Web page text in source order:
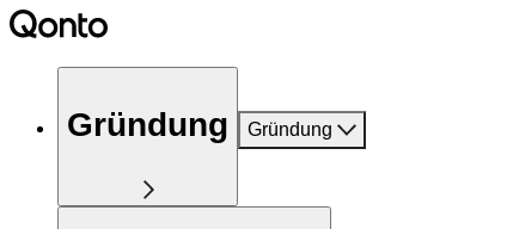
Gründung Gründung